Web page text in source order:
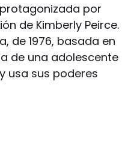
por
de Kimberly Peirce.
de 1976, basada en
de una adolescente
usa sus poderes